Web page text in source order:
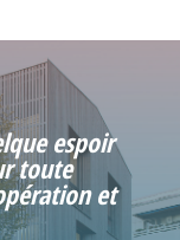
espoir
toute
et